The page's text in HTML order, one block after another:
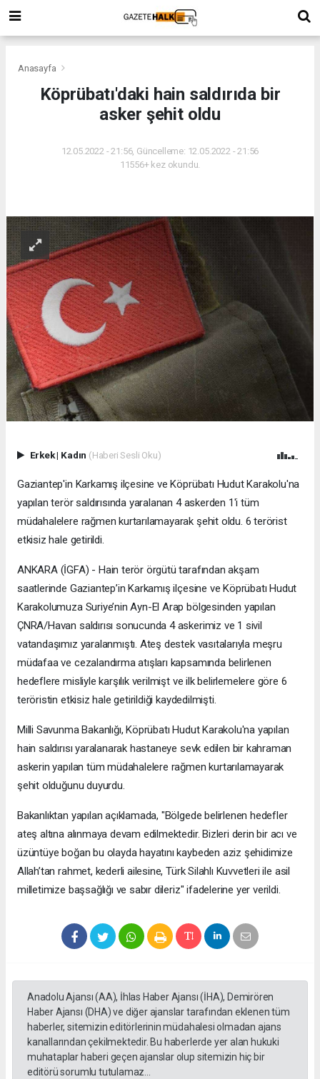
Anasayfa
Köprübatı'daki hain saldırıda bir
asker şehit oldu
12.05.2022 - 21:56, Güncelleme: 12.05.2022 - 21:56
11556+ kez okundu.
Erkek| Kadın (Haberi Sesli Oku)
Gaziantep'in Karkamış ilçesine ve Köprübatı Hudut Karakolu'na
yapılan terör saldırısında yaralanan 4 askerden 1'i tüm
müdahalelere rağmen kurtarılamayarak şehit oldu. 6 terörist
etkisiz hale getirildi.
ANKARA (İGFA) - Hain terör örgütü tarafından akşam
saatlerinde Gaziantep’in Karkamış ilçesine ve Köprübatı Hudut
Karakolumuza Suriye’nin Ayn-El Arap bölgesinden yapılan
ÇNRA/Havan saldırısı sonucunda 4 askerimiz ve 1 sivil
vatandaşımız yaralanmıştı. Ateş destek vasıtalarıyla meşru
müdafaa ve cezalandırma atışları kapsamında belirlenen
hedeflere misliyle karşılık verilmişt ve ilk belirlemelere göre 6
teröristin etkisiz hale getirildiği kaydedilmişti.
Milli Savunma Bakanlığı, Köprübatı Hudut Karakolu'na yapılan
hain saldırısı yaralanarak hastaneye sevk edilen bir kahraman
askerin yapılan tüm müdahalelere rağmen kurtarılamayarak
şehit olduğunu duyurdu.
Bakanlıktan yapılan açıklamada, "Bölgede belirlenen hedefler
ateş altına alınmaya devam edilmektedir. Bizleri derin bir acı ve
üzüntüye boğan bu olayda hayatını kaybeden aziz şehidimize
Allah’tan rahmet, kederli ailesine, Türk Silahlı Kuvvetleri ile asil
milletimize başsağlığı ve sabır dileriz" ifadelerine yer verildi.
Anadolu Ajansı (AA), İhlas Haber Ajansı (İHA), Demirören
Haber Ajansı (DHA) ve diğer ajanslar tarafından eklenen tüm
haberler, sitemizin editörlerinin müdahalesi olmadan ajans
kanallarından çekilmektedir. Bu haberlerde yer alan hukuki
muhataplar haberi geçen ajanslar olup sitemizin hiç bir
editörü sorumlu tutulamaz...